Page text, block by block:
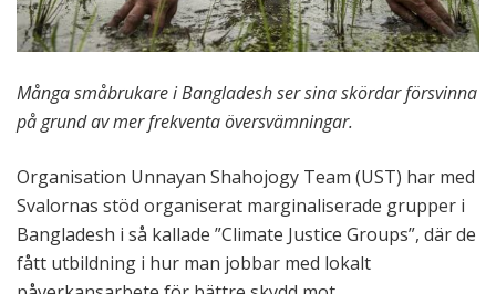
Många småbrukare i Bangladesh ser sina skördar försvinna
på grund av mer frekventa översvämningar.
Organisation Unnayan Shahojogy Team (UST) har med
Svalornas stöd organiserat marginaliserade grupper i
Bangladesh i så kallade ”Climate Justice Groups”, där de
fått utbildning i hur man jobbar med lokalt